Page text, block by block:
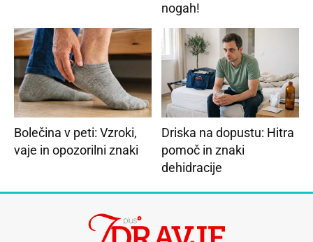
nogah!
Bolečina v peti: Vzroki,
vaje in opozorilni znaki
Driska na dopustu: Hitra
pomoč in znaki
dehidracije